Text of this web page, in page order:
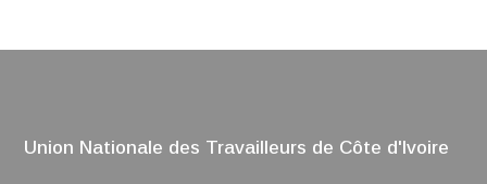
Union Nationale des Travailleurs de Côte d'Ivoire